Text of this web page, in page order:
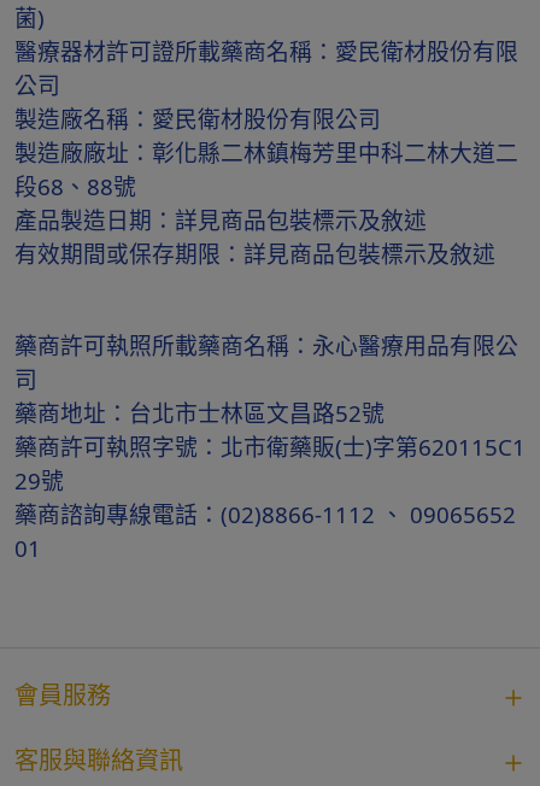
菌)
醫療器材許可證所載藥商名稱：愛民衛材股份有限
公司
製造廠名稱：愛民衛材股份有限公司
製造廠廠址：彰化縣二林鎮梅芳里中科二林大道二
段68、88號
產品製造日期：詳見商品包裝標示及敘述
有效期間或保存期限：詳見商品包裝標示及敘述
藥商許可執照所載藥商名稱：永心醫療用品有限公
司
藥商地址：台北市士林區文昌路52號
藥商許可執照字號：北市衛藥販(士)字第620115C1
29號
藥商諮詢專線電話：(02)8866-1112 、 09065652
01
會員服務
客服與聯絡資訊